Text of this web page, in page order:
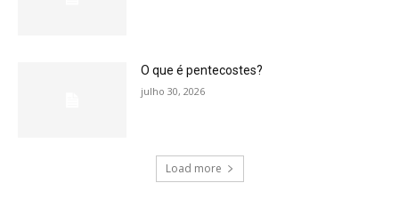
O que é pentecostes?
julho 30, 2026
Load more